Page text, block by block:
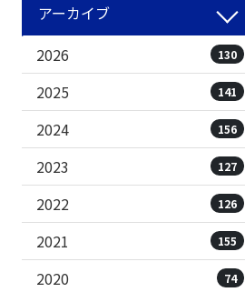
アーカイブ
2026
130
2025 141
2024 156
2023 127
2022 126
2021 155
2020 74